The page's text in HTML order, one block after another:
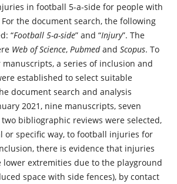
in football 5-a-side for people with
the document search, the following
“Football 5-a-side” and “Injury”. The
Web of Science, Pubmedand Scopus. To
a series of inclusion and
established to select suitable
document search and analysis
2021, nine manuscripts, seven
bibliographic reviews were selected,
or specific way, to football injuries for
there is evidence that injuries
lower extremities due to the playground
space with side fences), by contact